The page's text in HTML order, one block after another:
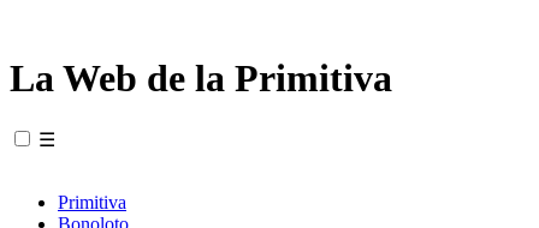
La Web de la Primitiva
☰
Primitiva
Bonoloto